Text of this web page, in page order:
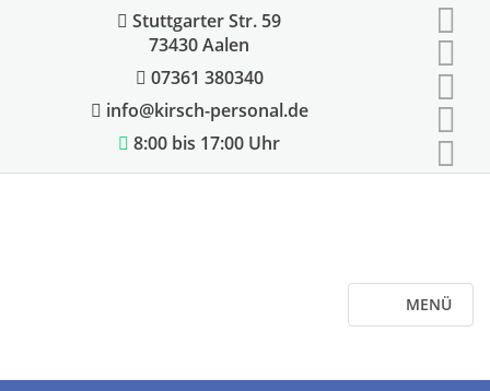
Stuttgarter Str. 59
73430 Aalen
07361 380340
info@kirsch-personal.de
8:00 bis 17:00 Uhr
MENÜ